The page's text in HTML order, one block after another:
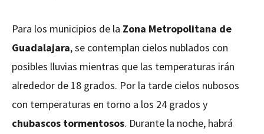
Para los municipios de la Zona Metropolitana de
Guadalajara, se contemplan cielos nublados con
posibles lluvias mientras que las temperaturas irán
alrededor de 18 grados. Por la tarde cielos nubosos
con temperaturas en torno a los 24 grados y
chubascos tormentosos. Durante la noche, habrá